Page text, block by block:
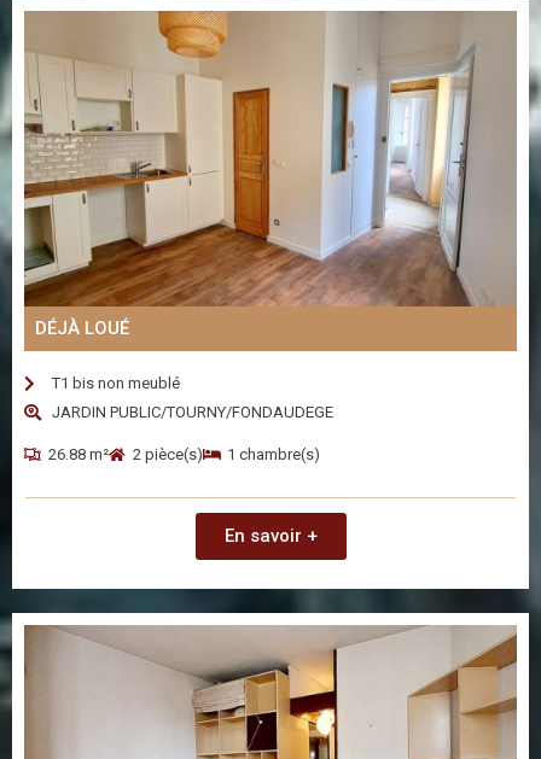
DÉJÀ LOUÉ
T1 bis non meublé
JARDIN PUBLIC/TOURNY/FONDAUDEGE
26.88 m² 2 pièce(s) 1 chambre(s)
En savoir +